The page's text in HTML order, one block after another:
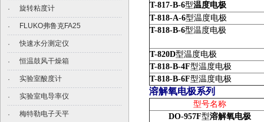
· 旋转粘度计
· FLUKO弗鲁克FA25
· 快速水分测定仪
· 恒温鼓风干燥箱
· 实验室酸度计
· 实验室电导率仪
· 梅特勒电子天平
T-817-B-6型温度电极
T-818-A-6型温度电极
T-818-B-6型温度电极
T-820D型温度电极
T-818-B-4F型温度电极
T-818-B-6F型温度电极
溶解氧电极系列
型号名称
DO-957F型溶解氧电极